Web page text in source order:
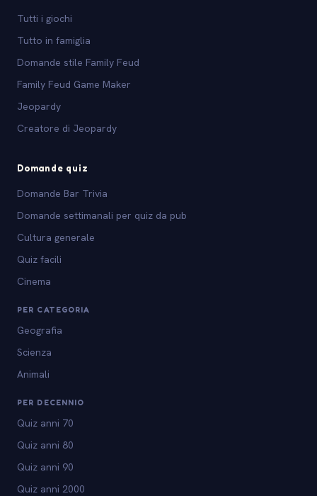
Tutti i giochi
Tutto in famiglia
Domande stile Family Feud
Family Feud Game Maker
Jeopardy
Creatore di Jeopardy
Domande quiz
Domande Bar Trivia
Domande settimanali per quiz da pub
Cultura generale
Quiz facili
Cinema
PER CATEGORIA
Geografia
Scienza
Animali
PER DECENNIO
Quiz anni 70
Quiz anni 80
Quiz anni 90
Quiz anni 2000